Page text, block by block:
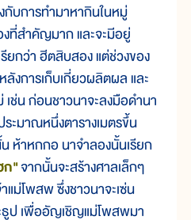
การทำมาหากินในหมู่
งที่สำคัญมาก และจะมีอยู่
ยกว่า ฮีตสิบสอง แต่ช่วงของ
งการเก็บเกี่ยวผลิตผล และ
ช่น ก่อนชาวนาจะลงมือดำนา
ะมาณหนึ่งตารางเมตรขึ้น
ห้าหกกอ นาจำลองนั้นเรียก
ก"จากนั้นจะสร้างศาลเล็กๆ
แม่โพสพ ซึ่งชาวนาจะเซ่น
ป เพื่ออัญเชิญแม่โพสพมา